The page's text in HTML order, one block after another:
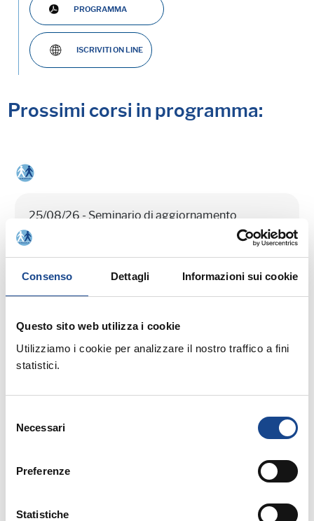
Consenso Dettagli Informazioni sui cookie
Questo sito web utilizza i cookie
Utilizziamo i cookie per analizzare il nostro traffico a fini
statistici.
delNecessari
Preferenze
Statistiche
PROGRAMMA
ISCRIVITI ON LINE
Prossimi corsi in programma:
25/08/26 - Seminario di aggiornamento
professionale
CASTEL SAN PIETRO TERME (BO) -
Estate all'ombra dei cipressi
03/09/26 - Seminario di aggiornamento
CASTEL SAN PIETRO TERME (BO) -
74/2025